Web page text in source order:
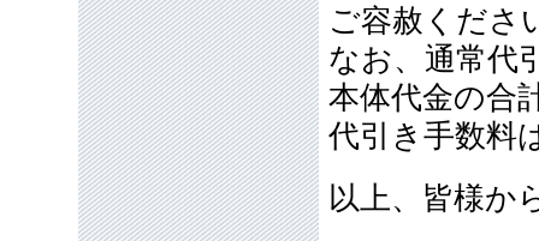
ご容赦くださ
なお、通常代
本体代金の合
代引き手数料
以上、皆様か